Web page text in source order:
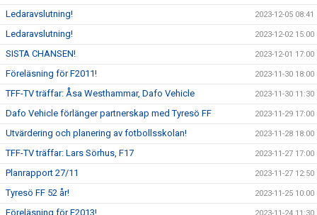
Ledaravslutning! 2023-12-05 08:41
Ledaravslutning! 2023-12-02 15:00
SISTA CHANSEN! 2023-12-01 17:00
Föreläsning för F2011! 2023-11-30 18:00
TFF-TV träffar: Åsa Westhammar, Dafo Vehicle 2023-11-30 11:30
Dafo Vehicle förlänger partnerskap med Tyresö FF 2023-11-29 17:00
Utvärdering och planering av fotbollsskolan! 2023-11-28 18:00
TFF-TV träffar: Lars Sörhus, F17 2023-11-27 17:00
Planrapport 27/11 2023-11-27 12:50
Tyresö FF 52 år! 2023-11-25 10:00
Föreläsning för F2013!